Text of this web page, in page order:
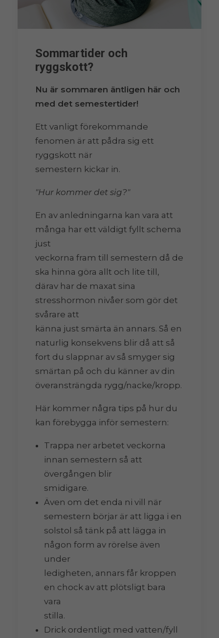
Sommartider och
ryggskott?
Nu är sommaren äntligen här och
med det semestertider!
Ett vanligt förekommande
fenomen är att pådra sig ett
ryggskott när
semestern kickar in.
"Hur kommer det sig?"
En av anledningarna kan vara att
många har ett väldigt fyllt schema
just
veckorna fram till semestern då de
ska hinna göra allt och lite till,
därav har de maxat sina
stresshormon nivåer som gör det
svårare att
känna just smärta än annars. Så en
naturlig konsekvens blir då att så
fort du slappnar av så smyger sig
smärtan på och du känner av din
överansträngda rygg/nacke/kropp.
Här kommer några tips på hur du
kan förebygga inför semestern:
Trappa ner arbetet veckorna
innan semestern så att
övergången blir
smidigare.
Även om det enda ni vill när
semestern börjar är att ligga i en
solstol så tänk på att lägga in
någon form av rörelse även
under
ledigheten, annars får kroppen
en chock av att plötsligt bara
vara
stilla.
Drick ordentligt med vatten/fyll